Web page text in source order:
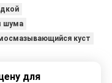
шума
куст
для